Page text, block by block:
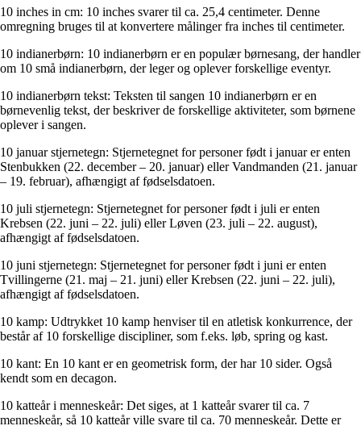
10 inches in cm: 10 inches svarer til ca. 25,4 centimeter. Denne
omregning bruges til at konvertere målinger fra inches til centimeter.
10 indianerbørn: 10 indianerbørn er en populær børnesang, der handler
om 10 små indianerbørn, der leger og oplever forskellige eventyr.
10 indianerbørn tekst: Teksten til sangen 10 indianerbørn er en
børnevenlig tekst, der beskriver de forskellige aktiviteter, som børnene
oplever i sangen.
10 januar stjernetegn: Stjernetegnet for personer født i januar er enten
Stenbukken (22. december – 20. januar) eller Vandmanden (21. januar
– 19. februar), afhængigt af fødselsdatoen.
10 juli stjernetegn: Stjernetegnet for personer født i juli er enten
Krebsen (22. juni – 22. juli) eller Løven (23. juli – 22. august),
afhængigt af fødselsdatoen.
10 juni stjernetegn: Stjernetegnet for personer født i juni er enten
Tvillingerne (21. maj – 21. juni) eller Krebsen (22. juni – 22. juli),
afhængigt af fødselsdatoen.
10 kamp: Udtrykket 10 kamp henviser til en atletisk konkurrence, der
består af 10 forskellige discipliner, som f.eks. løb, spring og kast.
10 kant: En 10 kant er en geometrisk form, der har 10 sider. Også
kendt som en decagon.
10 katteår i menneskeår: Det siges, at 1 katteår svarer til ca. 7
menneskeår, så 10 katteår ville svare til ca. 70 menneskeår. Dette er